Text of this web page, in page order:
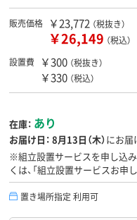
販売価格 ￥23,772 （税抜き）
￥26,149 （税込）
設置費
￥300 （税抜き）
￥330 （税込）
在庫： あり
お届け日： 8月13日（木）にお届
※組立設置サービスを申し込
くは、「組立設置サービスお申
置き場所指定 利用可